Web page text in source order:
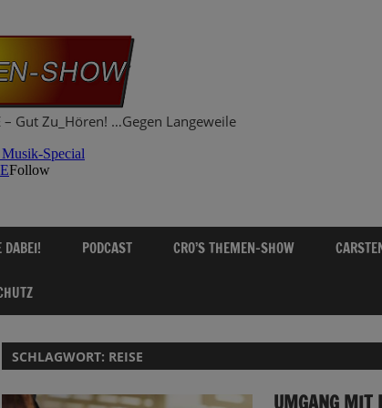
– Gut Zu_Hören! …Gegen Langeweile
DABEI! PODCAST CRO’S THEMEN-SHOW
SCHLAGWORT: REISE
UMGANG MIT